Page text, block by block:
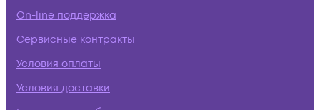
On-line поддержка
Сервисные контракты
Условия оплаты
Условия доставки